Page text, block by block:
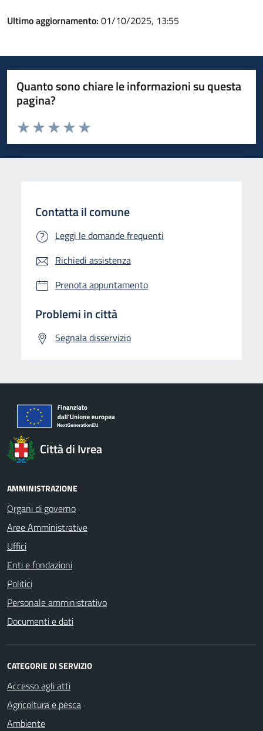
Ultimo aggiornamento: 01/10/2025, 13:55
Quanto sono chiare le informazioni su questa
pagina?
Valuta da 1 a 5 stelle la pagina
Valuta 5 stelle su 5
Valuta 4 stelle su 5
Valuta 3 stelle su 5
Valuta 2 stelle su 5
Valuta 1 stelle su 5
Contatta il comune
Leggi le domande frequenti
Richiedi assistenza
Prenota appuntamento
Problemi in città
Segnala disservizio
Città di Ivrea
AMMINISTRAZIONE
Organi di governo
Aree Amministrative
Uffici
Enti e fondazioni
Politici
Personale amministrativo
Documenti e dati
CATEGORIE DI SERVIZIO
Accesso agli atti
Agricoltura e pesca
Ambiente